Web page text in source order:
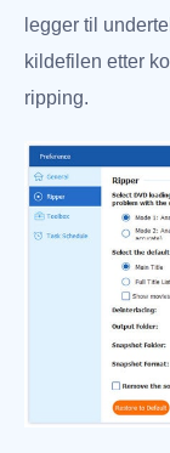
legger til
kildefilen etter
ripping.